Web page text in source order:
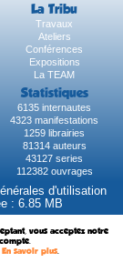
La Tribu
Travaux
Ateliers
Conférences
Expositions
La TEAM
Statistiques
6135 internautes
4323 manifestations
1259 librairies
81314 auteurs
43127 series
112382 ouvrages
d'utilisation
: 6.85 MB
vous acceptez notre
En savoir plus.